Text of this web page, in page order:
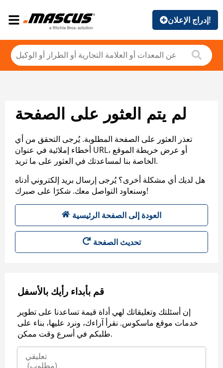
إدراج الإعلان!
لم يتم العثور على الصفحة
تعذر العثور على الصفحة المطلوبة. يُرجى التحقق من أي
أخطاء إملائية في عنوان URL، أو عرض خريطة الموقع
الخاصة بنا لمساعدتك في العثور على ما تريد.
هل لديك أي مشكلة أخرى؟ يُرجى إرسال بريد إلكتروني أدناه
وسنعاود التواصل معك. شكرًا على صبرك!
العودة إلى الصفحة الرئيسية
تحديث الصفحة
قم بأبداء رأيك بالأسفل
إن أسئلتك وتعليقاتك لهي أداة قيمة تساعدنا على تطوير
خدمات موقع ماسكوس. نقرأ آراءك، ونرد عليها، بناء على
طلبكم في أسرع وقت ممكن.